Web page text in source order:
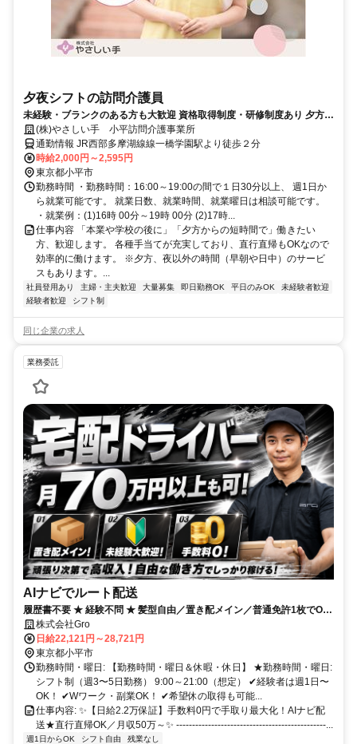
夕夜シフトの訪問介護員
未経験・ブランクのある方も大歓迎 資格取得制度・研修制度あり 夕方か
ら短時間で働けます
(株)やさしい手 小平訪問介護事業所
通勤情報 JR西部多摩湖線線一橋学園駅より徒歩２分
時給2,000円～2,595円
東京都小平市
勤務時間 ・勤務時間：16:00～19:00の間で１日30分以上、 週1日か
ら就業可能です。 就業日数、就業時間、就業曜日は相談可能です。
・就業例：(1)16時 00分～19時 00分 (2)17時...
仕事内容 「本業や学校の後に」「夕方からの短時間で」働きたい
方、歓迎します。 各種手当てが充実しており、直行直帰もOKなので
効率的に働けます。 ※夕方、夜以外の時間（早朝や日中）のサービ
スもあります。...
社員登用あり 主婦・主夫歓迎 大量募集 即日勤務OK 平日のみOK
未経験者歓迎
経験者歓迎
シフト制
同じ企業の求人
業務委託
AIナビでルート配送
履歴書不要 ★ 経験不問 ★ 髪型自由／置き配メイン／普通免許1枚でOK
◎ 株式会社Gro
日給22,121円～28,721円
東京都小平市
勤務時間・曜日: 【勤務時間・曜日＆休暇・休日】 ★勤務時間・曜日:
シフト制（週3〜5日勤務） 9:00～21:00（想定） ✔経験者は週1日〜
OK！ ✔Wワーク・副業OK！ ✔希望休の取得も可能...
仕事内容: ✨【日給2.2万保証】手数料0円で手取り最大化！AIナビ配
送★直行直帰OK／月収50万～✨ -----------------------------------------------...
週1日からOK シフト自由 残業なし